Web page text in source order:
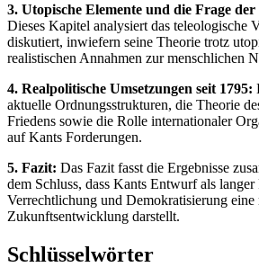
3. Utopische Elemente und die Frage
Dieses Kapitel analysiert das teleologische
diskutiert, inwiefern seine Theorie trotz
realistischen Annahmen zur menschlichen
4. Realpolitische Umsetzungen seit 1795:
aktuelle Ordnungsstrukturen, die Theorie
Friedens sowie die Rolle internationaler
auf Kants Forderungen.
5. Fazit: Das Fazit fasst die Ergebnisse
dem Schluss, dass Kants Entwurf als langer
Verrechtlichung und Demokratisierung eine
Zukunftsentwicklung darstellt.
Schlüsselwörter